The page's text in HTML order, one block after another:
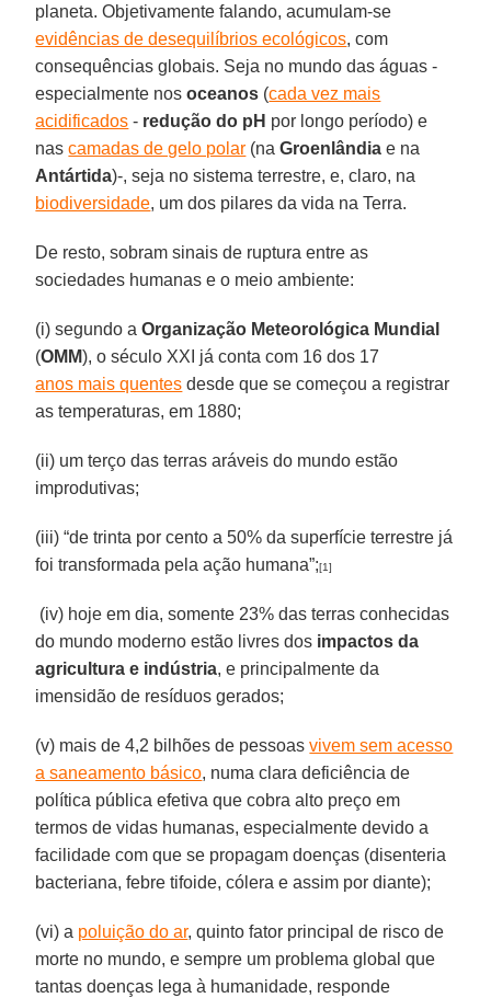
planeta. Objetivamente falando, acumulam-se
evidências de desequilíbrios ecológicos, com
consequências globais. Seja no mundo das águas -
especialmente nosoceanos (cada vez mais
acidificados - redução do pH por longo período) e
nascamadas de gelo polar (naGroenlândia e na
Antártida)-, seja no sistema terrestre, e, claro, na
biodiversidade, um dos pilares da vida na Terra.
De resto, sobram sinais de ruptura entre as
sociedades humanas e o meio ambiente:
(i) segundo aOrganização Meteorológica Mundial
(OMM), o século XXI já conta com 16 dos 17
anos mais quentes desde que se começou a registrar
as temperaturas, em 1880;
(ii) um terço das terras aráveis do mundo estão
improdutivas;
(iii) “de trinta por cento a 50% da superfície terrestre já
foi transformada pela ação humana”;[1]
(iv) hoje em dia, somente 23% das terras conhecidas
do mundo moderno estão livres dos impactos da
agricultura e indústria, e principalmente da
imensidão de resíduos gerados;
(v) mais de 4,2 bilhões de pessoasvivem sem acesso
a saneamento básico, numa clara deficiência de
política pública efetiva que cobra alto preço em
termos de vidas humanas, especialmente devido a
facilidade com que se propagam doenças (disenteria
bacteriana, febre tifoide, cólera e assim por diante);
(vi) a poluição do ar, quinto fator principal de risco de
morte no mundo, e sempre um problema global que
tantas doenças lega à humanidade, responde